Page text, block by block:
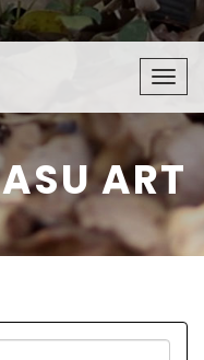
ART